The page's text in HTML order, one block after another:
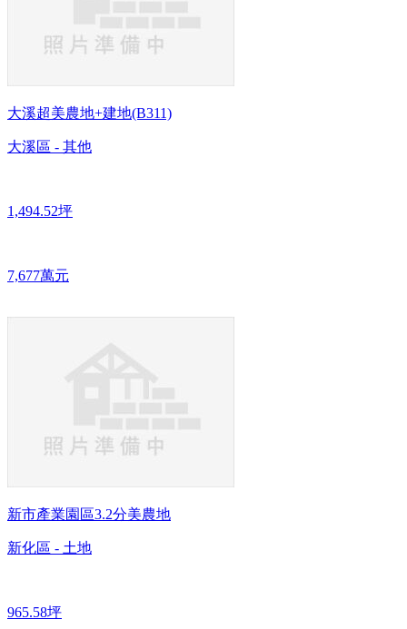
大溪超美農地+建地(B311)
大溪區 - 其他
1,494.52坪
7,677萬元
新市產業園區3.2分美農地
新化區 - 土地
965.58坪